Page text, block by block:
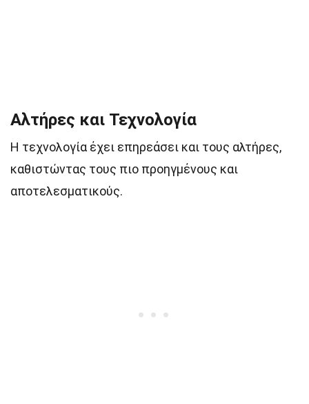
Αλτήρες και Τεχνολογία
Η τεχνολογία έχει επηρεάσει και τους αλτήρες,
καθιστώντας τους πιο προηγμένους και
αποτελεσματικούς.